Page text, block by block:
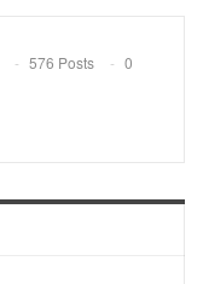
576 Posts
0